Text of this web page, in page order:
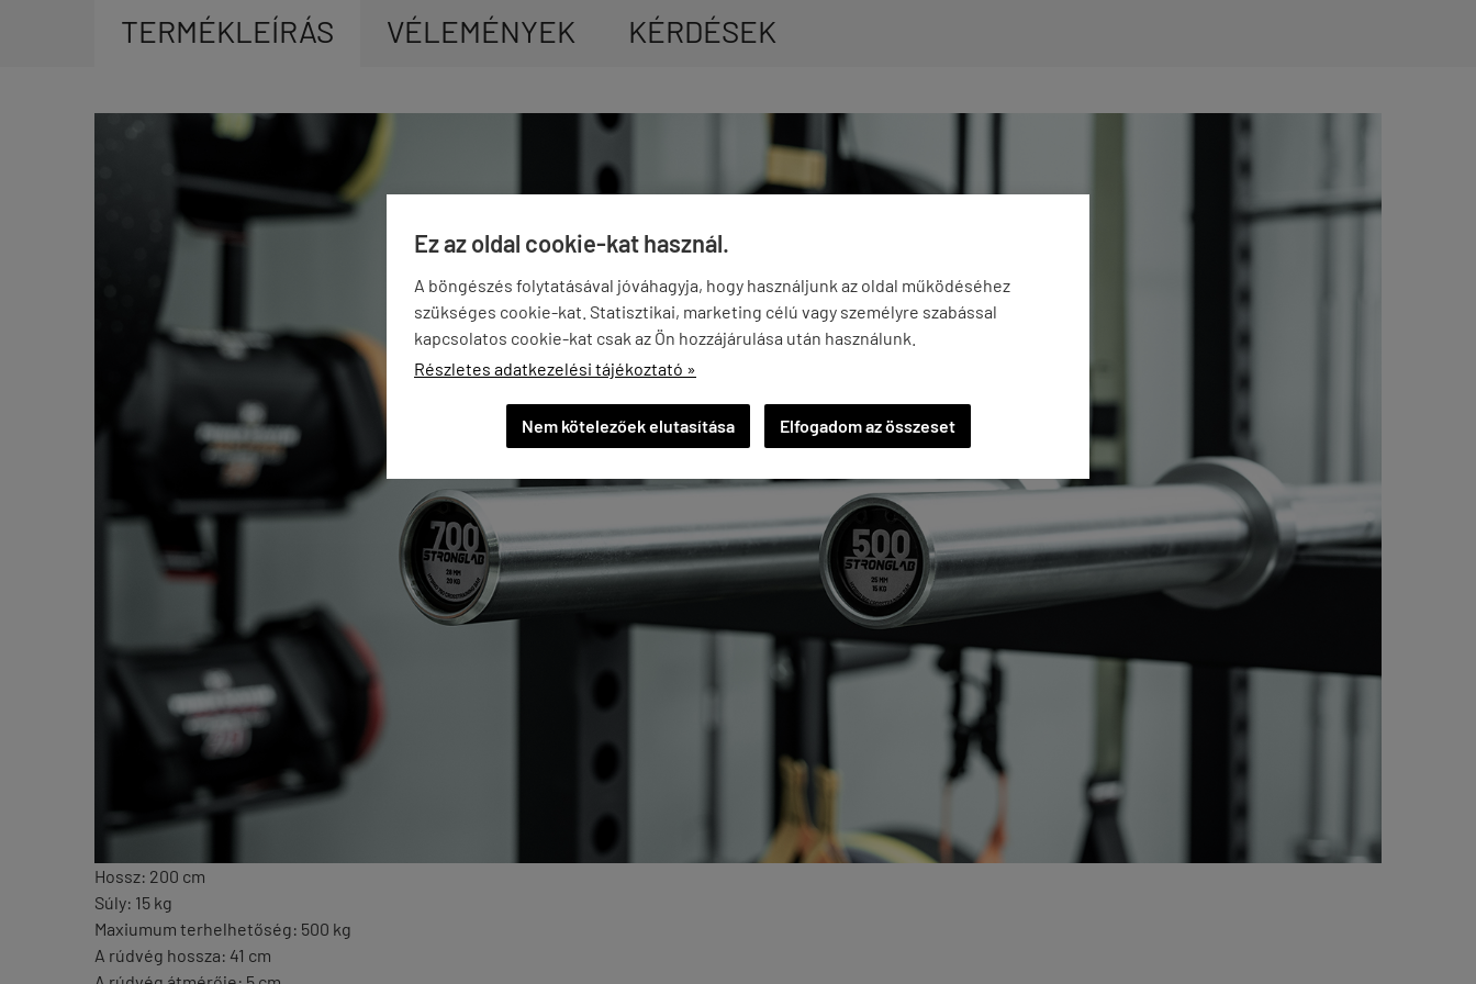
Ez az oldal cookie-kat használ.
A böngészés folytatásával jóváhagyja, hogy használjunk az oldal működéséhez
szükséges cookie-kat. Statisztikai, marketing célú vagy személyre szabással
kapcsolatos cookie-kat csak az Ön hozzájárulása után használunk.
Részletes adatkezelési tájékoztató »
Nem kötelezőek elutasítása Elfogadom az összeset
TERMÉKLEÍRÁS VÉLEMÉNYEK KÉRDÉSEK
Hossz: 200 cm
Súly: 15 kg
Maxiumum terhelhetőség: 500 kg
A rúdvég hossza: 41 cm